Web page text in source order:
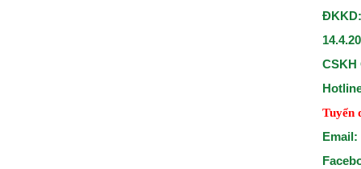
CSKH
Tuyển
Email: